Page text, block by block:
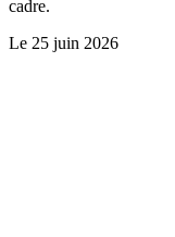
cadre.
Le 25 juin 2026